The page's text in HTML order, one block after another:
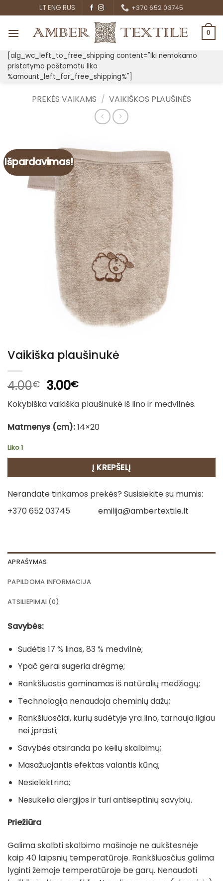
to
content
LT ENG RUS +370 652 03745
0
[alg_wc_left_to_free_shipping content="Iki nemokamo
pristatymo paštomatu liko
%amount_left_for_free_shipping%"]
PREKĖS VAIKAMS / VAIKIŠKOS PLAUŠINĖS
Išpardavimas!
Vaikiška plaušinukė
4.00€ Original
price
was:
4.00€.
3.00€Current
price
is:
3.00€.
Kokybiška vaikiška plaušinukė iš lino ir medvilnės.
Matmenys (cm):14×20
Liko 1
Į KREPŠELĮ
Nerandate tinkamos prekės? Susisiekite su mumis:
+370 652 03745
emilija@ambertextile.lt
APRAŠYMAS
PAPILDOMA INFORMACIJA
ATSILIEPIMAI (0)
Savybės:
Sudėtis 17 % linas, 83 % medvilnė;
Ypač gerai sugeria drėgmę;
Rankšluostis gaminamas iš natūralių medžiagų;
Technologija nenaudoja cheminių dažų;
Rankšluosčiai, kurių sudėtyje yra lino, tarnauja ilgiau
nei įprasti;
Savybės atsiranda po kelių skalbimų;
Masažuojantis efektas valantis kūną;
Nesielektrina;
Nesukelia alergijos ir turi antiseptinių savybių.
Priežiūra
Galima skalbti skalbimo mašinoje ne aukštesnėje
kaip 40 laipsnių temperatūroje. Rankšluosčius galima
lyginti žemoje temperatūroje be garų. Nenaudoti